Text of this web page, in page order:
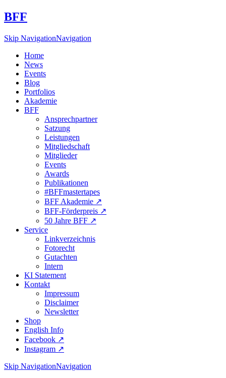
BFF
Skip NavigationNavigation
Home
News
Events
Blog
Portfolios
Akademie
BFF
Ansprechpartner
Satzung
Leistungen
Mitgliedschaft
Mitglieder
Events
Awards
Publikationen
#BFFmastertapes
BFF Akademie ↗︎
BFF-Förderpreis ↗︎
50 Jahre BFF ↗︎
Service
Linkverzeichnis
Fotorecht
Gutachten
Intern
KI Statement
Kontakt
Impressum
Disclaimer
Newsletter
Shop
English Info
Facebook ↗︎
Instagram ↗︎
Skip NavigationNavigation